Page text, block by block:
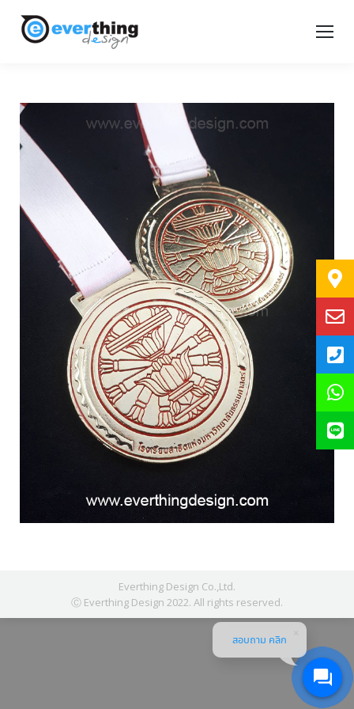
Everthing Design Co.,Ltd.
Ⓒ Everthing Design 2022. All rights reserved.
สอบถาม คลิก